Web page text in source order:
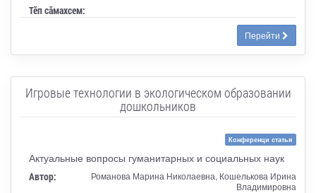
Тӗп сӑмахсем:
Перейти
Игровые технологии в экологическом образовании
дошкольников
Конференци статья
Актуальные вопросы гуманитарных и социальных наук
Автор:
Романова Марина Николаевна, Кошелькова Ирина
Владимировна